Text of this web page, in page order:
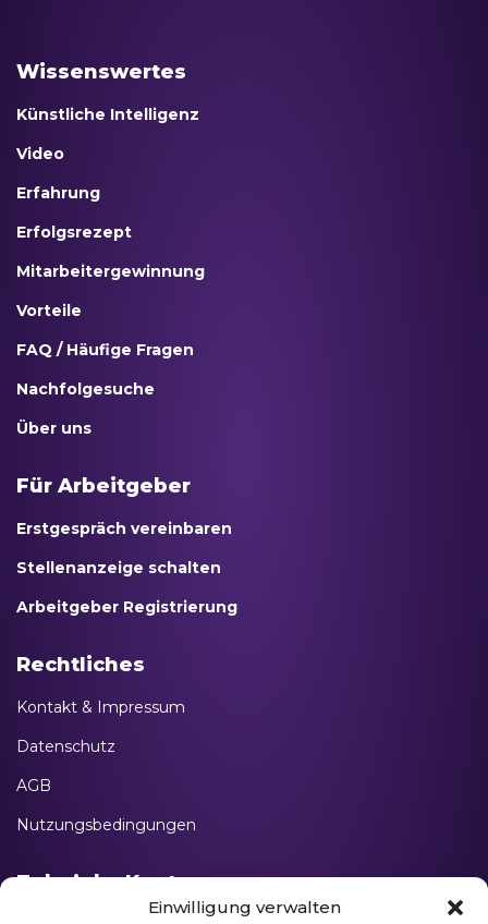
Einwilligung verwalten
Wissenswertes
Künstliche Intelligenz
Video
Erfahrung
Erfolgsrezept
Mitarbeitergewinnung
Vorteile
FAQ / Häufige Fragen
Nachfolgesuche
Über uns
Für Arbeitgeber
Erstgespräch vereinbaren
Stellenanzeige schalten
Arbeitgeber Registrierung
Rechtliches
Kontakt & Impressum
Datenschutz
AGB
Nutzungsbedingungen
Tubejobs Konto